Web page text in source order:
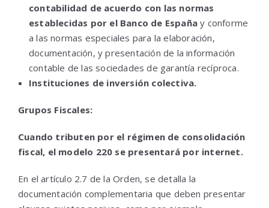
contabilidad de acuerdo con las normas
establecidas por el Banco de España y conforme
a las normas especiales para la elaboración,
documentación, y presentación de la información
contable de las sociedades de garantía recíproca.
Instituciones de inversión colectiva.
Grupos Fiscales:
Cuando tributen por el régimen de consolidación
fiscal, el modelo 220 se presentará por internet.
En el artículo 2.7 de la Orden, se detalla la
documentación complementaria que deben presentar